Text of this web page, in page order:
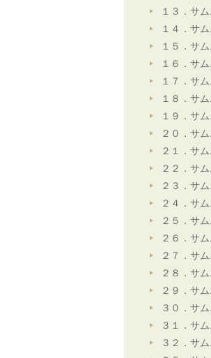
１３．サ
１４．サ
１５．サ
１６．サ
１７．サ
１８．サ
１９．サ
２０．サ
２１．サ
２２．サ
２３．サ
２４．サ
２５．サ
２６．サ
２７．サ
２８．サ
２９．サ
３０．サ
３１．サ
３２．サ